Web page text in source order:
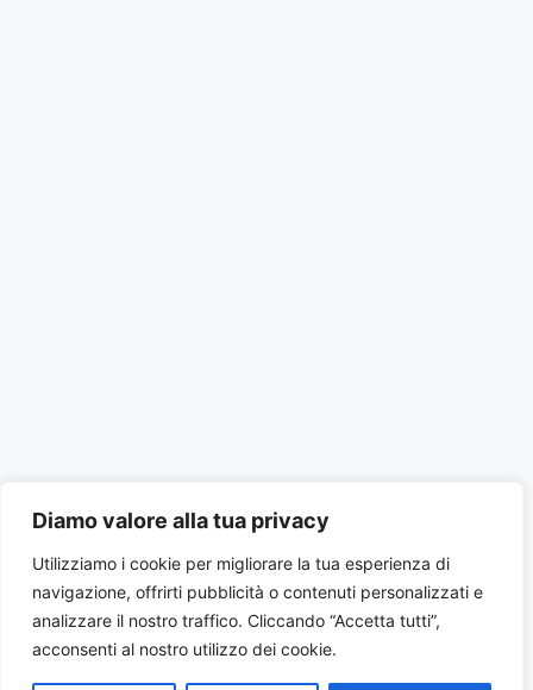
Diamo valore alla tua privacy
Utilizziamo i cookie per migliorare la tua esperienza di
navigazione, offrirti pubblicità o contenuti personalizzati e
analizzare il nostro traffico. Cliccando “Accetta tutti”,
acconsenti al nostro utilizzo dei cookie.